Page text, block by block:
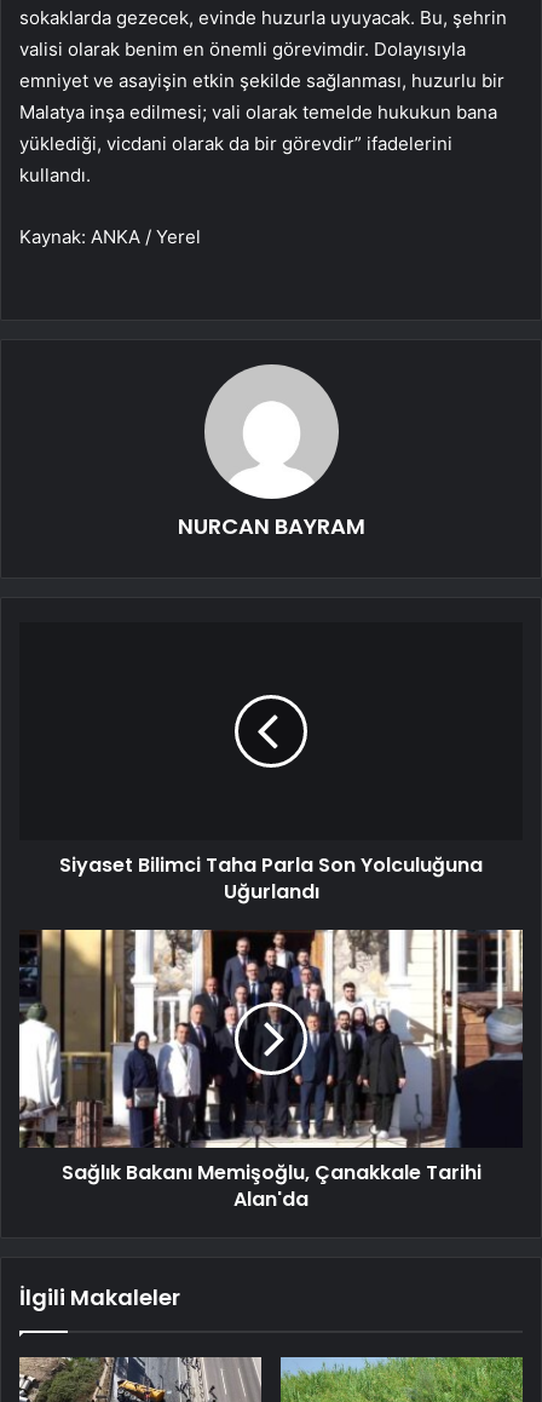
sokaklarda gezecek, evinde huzurla uyuyacak. Bu, şehrin
valisi olarak benim en önemli görevimdir. Dolayısıyla
emniyet ve asayişin etkin şekilde sağlanması, huzurlu bir
Malatya inşa edilmesi; vali olarak temelde hukukun bana
yüklediği, vicdani olarak da bir görevdir” ifadelerini
kullandı.
Kaynak: ANKA / Yerel
NURCAN BAYRAM
Siyaset Bilimci Taha Parla Son Yolculuğuna
Uğurlandı
Sağlık Bakanı Memişoğlu, Çanakkale Tarihi
Alan'da
İlgili Makaleler